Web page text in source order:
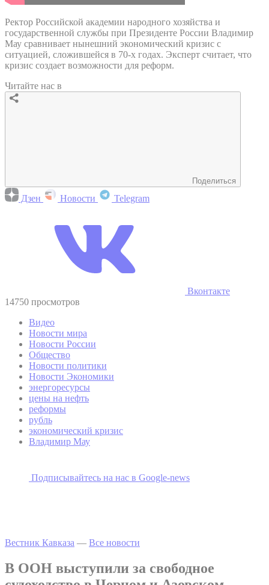
Ректор Российской академии народного хозяйства и
государственной службы при Президенте России Владимир
Мау сравнивает нынешний экономический кризис с
ситуацией, сложившейся в 70-х годах. Эксперт считает, что
кризис создает возможности для реформ.
Читайте нас в
Поделиться
Дзен Новости Telegram
Вконтакте
14750 просмотров
Видео
Новости мира
Новости России
Общество
Новости политики
Новости Экономики
энергоресурсы
цены на нефть
реформы
рубль
экономический кризис
Владимир Мау
Подписывайтесь на наc в Google-news
Вестник Кавказа — Все новости
В ООН выступили за свободное